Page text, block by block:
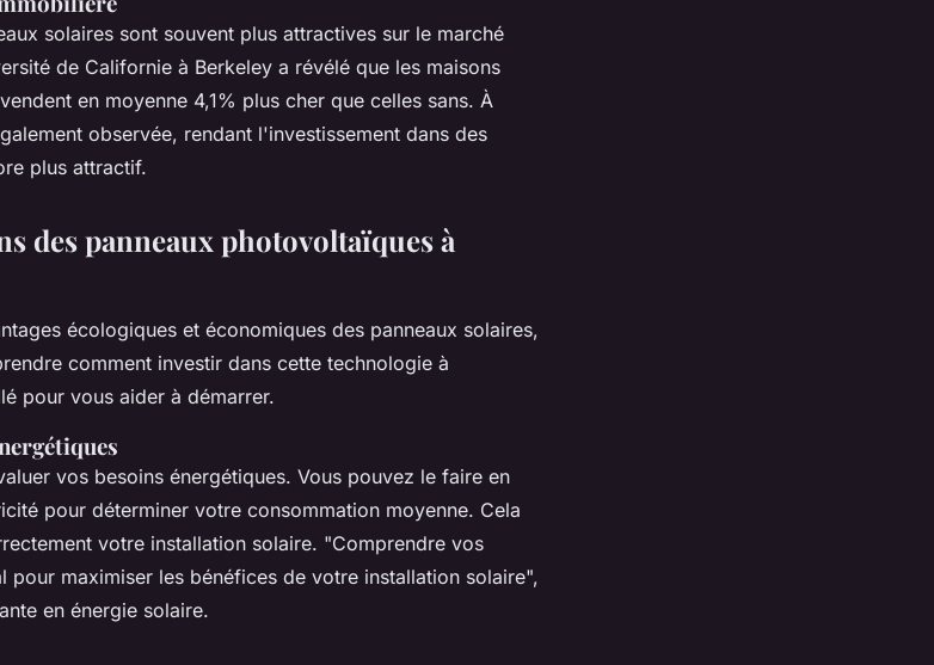
solaires sont souvent plus attractives sur le marché
de Californie à Berkeley a révélé que les maisons
en moyenne 4,1% plus cher que celles sans. À
observée, rendant l'investissement dans des
plus attractif.
des panneaux photovoltaïques à
écologiques et économiques des panneaux solaires,
comment investir dans cette technologie à
pour vous aider à démarrer.
vos besoins énergétiques. Vous pouvez le faire en
pour déterminer votre consommation moyenne. Cela
votre installation solaire. "Comprendre vos
pour maximiser les bénéfices de votre installation solaire",
en énergie solaire.